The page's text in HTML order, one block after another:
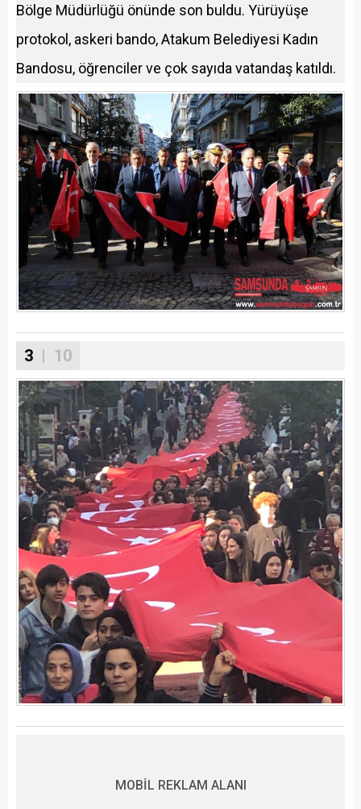
Bölge Müdürlüğü önünde son buldu. Yürüyüşe
protokol, askeri bando, Atakum Belediyesi Kadın
Bandosu, öğrenciler ve çok sayıda vatandaş katıldı.
3 | 10
MOBİL REKLAM ALANI